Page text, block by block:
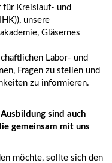
mehr
für Kreislauf- und
unsere
Gläsernes
Labor- und
Fragen zu stellen und
zu informieren.
sind auch
gemeinsam mit uns
möchte, sollte sich den